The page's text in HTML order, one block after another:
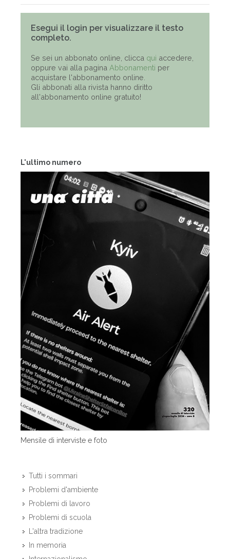
L'ultimo numero
Mensile di interviste e foto
Tutti i sommari
Problemi d'ambiente
Problemi di lavoro
Problemi di scuola
L'altra tradizione
In memoria
Esegui il login per visualizzare il testo
completo.
Se sei un abbonato online, clicca qui accedere,
oppure vai alla pagina Abbonamenti per
acquistare l'abbonamento online.
Gli abbonati alla rivista hanno diritto
all'abbonamento online gratuito!